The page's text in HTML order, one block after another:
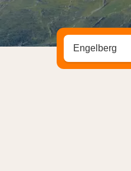
Stadt,